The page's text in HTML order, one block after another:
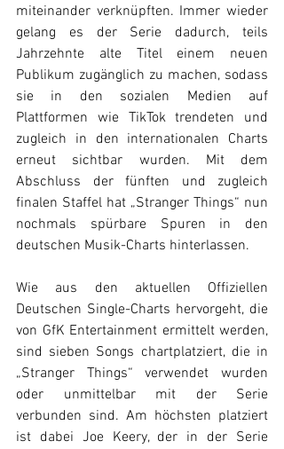
miteinander verknüpften. Immer wieder
gelang es der Serie dadurch, teils
Jahrzehnte alte Titel einem neuen
Publikum zugänglich zu machen, sodass
sie in den sozialen Medien auf
Plattformen wie TikTok trendeten und
zugleich in den internationalen Charts
erneut sichtbar wurden. Mit dem
Abschluss der fünften und zugleich
finalen Staffel hat „Stranger Things“ nun
nochmals spürbare Spuren in den
deutschen Musik-Charts hinterlassen.
Wie aus den aktuellen Offiziellen
Deutschen Single-Charts hervorgeht, die
von GfK Entertainment ermittelt werden,
sind sieben Songs chartplatziert, die in
„Stranger Things“ verwendet wurden
oder unmittelbar mit der Serie
verbunden sind. Am höchsten platziert
ist dabei Joe Keery, der in der Serie